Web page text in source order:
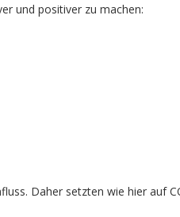
und positiver zu machen:
Daher setzten wie hier auf